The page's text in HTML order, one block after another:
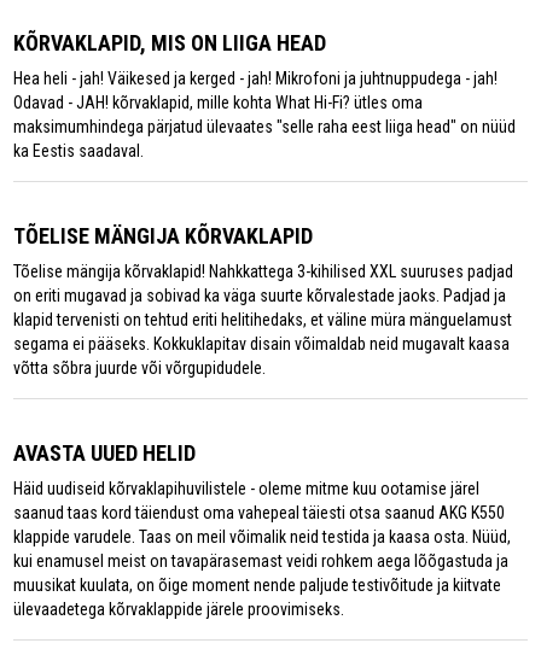
KÕRVAKLAPID, MIS ON LIIGA HEAD
Hea heli - jah! Väikesed ja kerged - jah! Mikrofoni ja juhtnuppudega - jah!
Odavad - JAH! kõrvaklapid, mille kohta What Hi-Fi? ütles oma
maksimumhindega pärjatud ülevaates "selle raha eest liiga head" on nüüd
ka Eestis saadaval.
TÕELISE MÄNGIJA KÕRVAKLAPID
Tõelise mängija kõrvaklapid! Nahkkattega 3-kihilised XXL suuruses padjad
on eriti mugavad ja sobivad ka väga suurte kõrvalestade jaoks. Padjad ja
klapid tervenisti on tehtud eriti helitihedaks, et väline müra mänguelamust
segama ei pääseks. Kokkuklapitav disain võimaldab neid mugavalt kaasa
võtta sõbra juurde või võrgupidudele.
AVASTA UUED HELID
Häid uudiseid kõrvaklapihuvilistele - oleme mitme kuu ootamise järel
saanud taas kord täiendust oma vahepeal täiesti otsa saanud AKG K550
klappide varudele. Taas on meil võimalik neid testida ja kaasa osta. Nüüd,
kui enamusel meist on tavapärasemast veidi rohkem aega lõõgastuda ja
muusikat kuulata, on õige moment nende paljude testivõitude ja kiitvate
ülevaadetega kõrvaklappide järele proovimiseks.